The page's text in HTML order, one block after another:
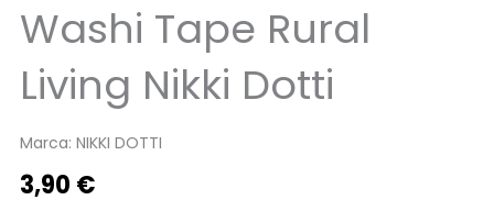
Washi Tape Rural
Living Nikki Dotti
Marca: NIKKI DOTTI
3,90 €